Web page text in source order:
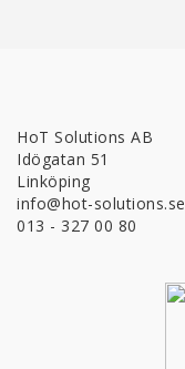
HoT Solutions AB
Idögatan 51
Linköping
info@hot-solutions.se
013 - 327 00 80